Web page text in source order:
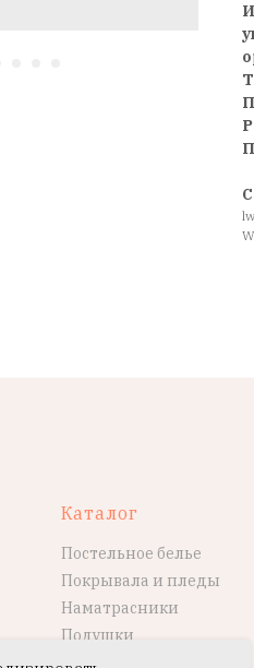
Каталог
Постельное белье
Покрывала и пледы
Наматрасники
Подушки